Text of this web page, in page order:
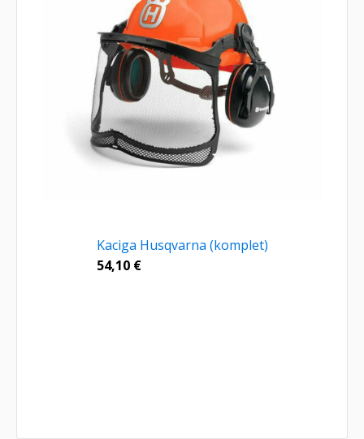
Kaciga Husqvarna (komplet)
54,10 €